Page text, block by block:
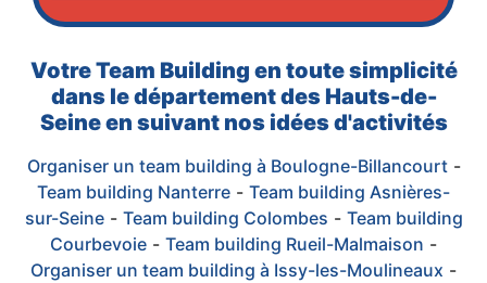
Votre Team Building en toute simplicité
dans le département des Hauts-de-
Seine en suivant nos idées d'activités
Organiser un team building à Boulogne-Billancourt-
Team building Nanterre - Team building Asnières-
sur-Seine- Team building Colombes - Team building
Courbevoie - Team building Rueil-Malmaison -
Organiser un team building à Issy-les-Moulineaux -